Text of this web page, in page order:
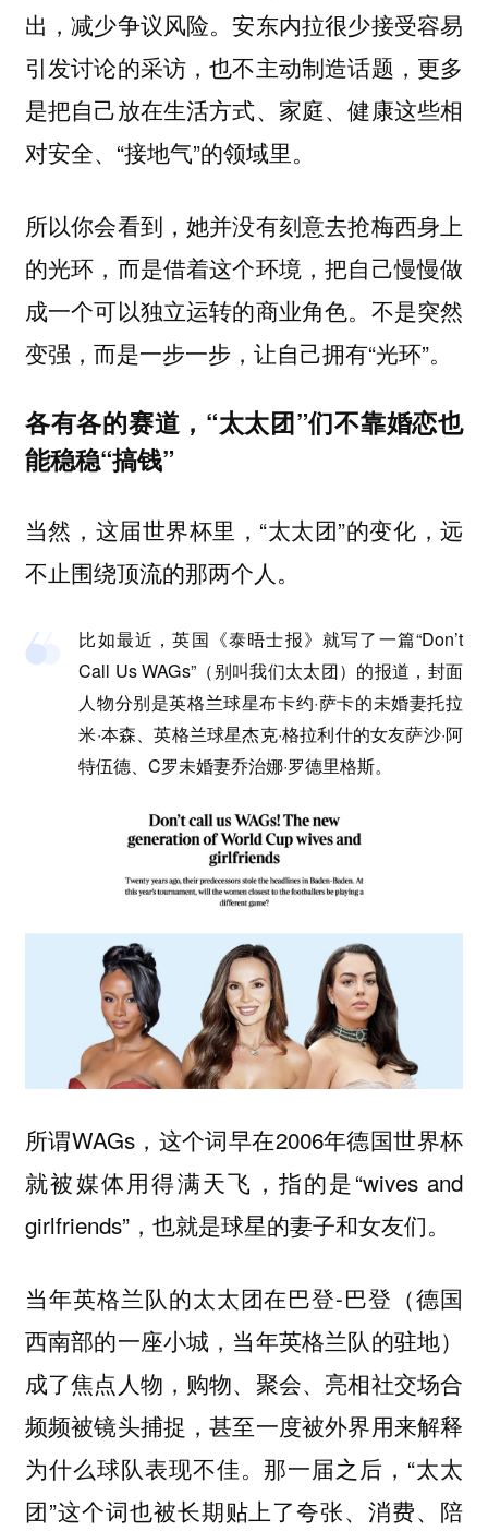
出，减少争议风险。安东内拉很少接受容易
引发讨论的采访，也不主动制造话题，更多
是把自己放在生活方式、家庭、健康这些相
对安全、“接地气”的领域里。
所以你会看到，她并没有刻意去抢梅西身上
的光环，而是借着这个环境，把自己慢慢做
成一个可以独立运转的商业角色。不是突然
变强，而是一步一步，让自己拥有“光环”。
各有各的赛道，“太太团”们不靠婚恋也
能稳稳“搞钱”
当然，这届世界杯里，“太太团”的变化，远
不止围绕顶流的那两个人。
比如最近，英国《泰晤士报》就写了一篇“Don’t
Call Us WAGs”（别叫我们太太团）的报道，封面
人物分别是英格兰球星布卡约·萨卡的未婚妻托拉
米·本森、英格兰球星杰克·格拉利什的女友萨沙·阿
特伍德、C罗未婚妻乔治娜·罗德里格斯。
所谓WAGs，这个词早在2006年德国世界杯
就被媒体用得满天飞，指的是“wives and
girlfriends”，也就是球星的妻子和女友们。
当年英格兰队的太太团在巴登-巴登（德国
西南部的一座小城，当年英格兰队的驻地）
成了焦点人物，购物、聚会、亮相社交场合
频频被镜头捕捉，甚至一度被外界用来解释
为什么球队表现不佳。那一届之后，“太太
团”这个词也被长期贴上了夸张、消费、陪